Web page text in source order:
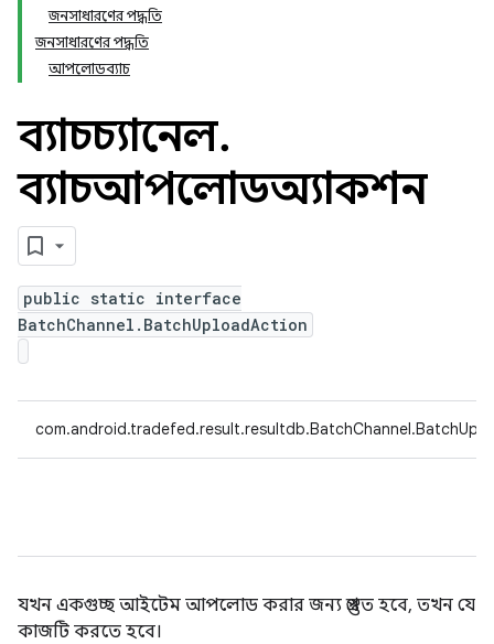
জনসাধারণের পদ্ধতি
জনসাধারণের পদ্ধতি
আপলোডব্যাচ
ব্যাচচ্যানেল.
ব্যাচআপলোডঅ্যাকশন
public static interface
BatchChannel.BatchUploadAction
যখন একগুচ্ছ আইটেম আপলোড করার জন্য প্রস্তুত হবে, তখন যে
কাজটি করতে হবে।